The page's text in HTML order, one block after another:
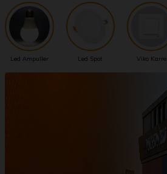
Led Ampuller Led Spot Viko Karre